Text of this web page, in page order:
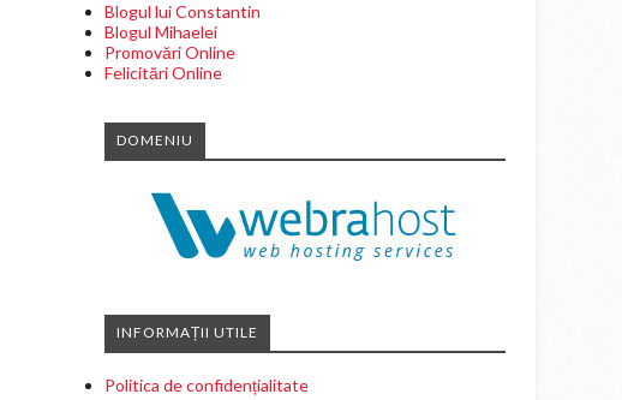
Blogul lui Constantin
Blogul Mihaelei
Promovări Online
Felicitări Online
DOMENIU
INFORMAȚII UTILE
Politica de confidențialitate